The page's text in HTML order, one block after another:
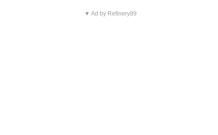
▼ Ad by Refinery89